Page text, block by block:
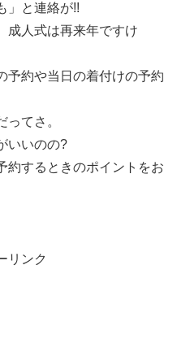
」と連絡が!!
成人式は再来年ですけ
予約や当日の着付けの予約
てさ。
いいのの?
約するときのポイントをお
リンク